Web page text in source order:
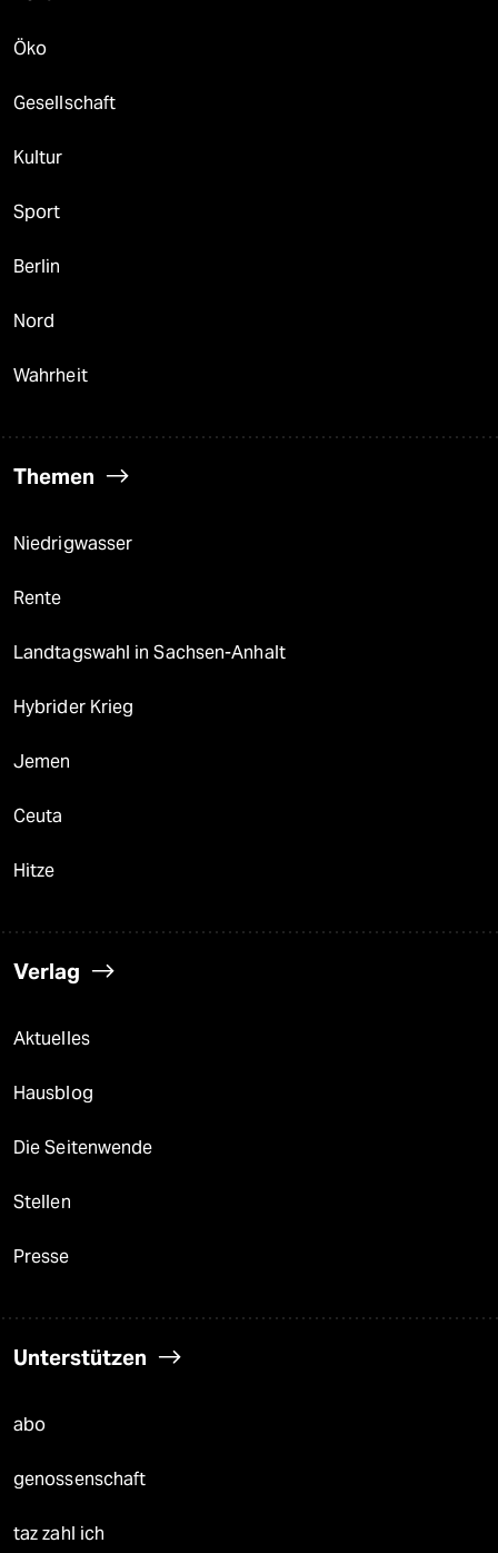
Öko
Gesellschaft
Kultur
Sport
Berlin
Nord
Wahrheit
Themen
Niedrigwasser
Rente
Landtagswahl in Sachsen-Anhalt
Hybrider Krieg
Jemen
Ceuta
Hitze
Verlag
Aktuelles
Hausblog
Die Seitenwende
Stellen
Presse
Unterstützen
abo
genossenschaft
taz zahl ich